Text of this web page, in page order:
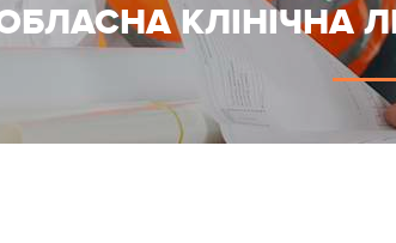
КЛІНІЧНА